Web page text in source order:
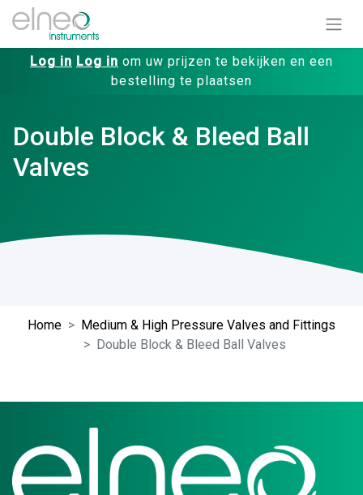
Log in Log in om uw prijzen te bekijken en een
bestelling te plaatsen
Double Block & Bleed Ball
Valves
Home
Medium & High Pressure Valves and Fittings
Double Block & Bleed Ball Valves